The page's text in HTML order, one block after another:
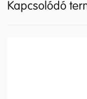
Kapcsolódó